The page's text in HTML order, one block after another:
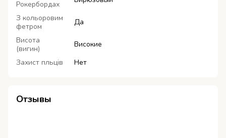
Рокербордах
З кольоровим
фетром
Да
Висота
(вигин)
Високие
Захист пльців
Нет
Отзывы